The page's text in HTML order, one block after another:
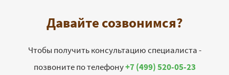
Давайте созвонимся?
Чтобы получить консультацию специалиста -
позвоните по телефону+7 (499) 520-05-23